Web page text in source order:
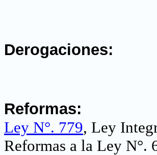
Derogaciones:
Reformas:
Ley N°. 779, Ley
Reformas a la Ley N°.